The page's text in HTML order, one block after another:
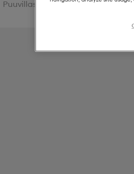
Puuvillasukat – lapset | J Low